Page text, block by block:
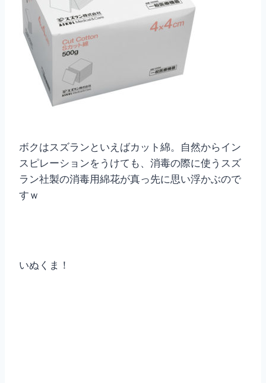
ボクはスズランといえばカット綿。自然からイン
スピレーションをうけても、消毒の際に使うスズ
ラン社製の消毒用綿花が真っ先に思い浮かぶので
すｗ
いぬくま！